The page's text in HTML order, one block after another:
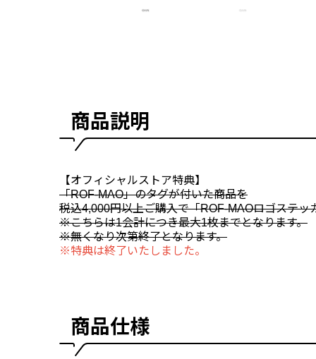
商品説明
【オフィシャルストア特典】
「ROF-MAO」のタグが付いた商品を
税込4,000円以上ご購入で「ROF-MAOロゴステッ
※こちらは1会計につき最大1枚までとなります。
※無くなり次第終了となります。
※特典は終了いたしました。
商品仕様